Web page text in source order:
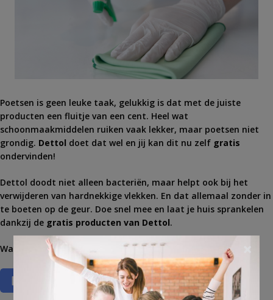
Poetsen is geen leuke taak, gelukkig is dat met de juiste
producten een fluitje van een cent. Heel wat
schoonmaakmiddelen ruiken vaak lekker, maar poetsen niet
grondig. Dettol doet dat wel en jij kan dit nu zelf gratis
ondervinden!
Dettol doodt niet alleen bacteriën, maar helpt ook bij het
verwijderen van hardnekkige vlekken. En dat allemaal zonder in
te boeten op de geur. Doe snel mee en laat je huis sprankelen
dankzij de gratis producten van Dettol.
Waag je kans op een vol Dettol producten.